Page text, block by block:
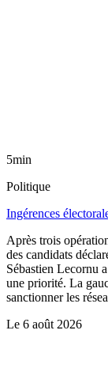
5min
Politique
Ingérences
Après trois
des candidats
Sébastien Lecornu
une priorité. La
sanctionner les
Le 6 août 2026